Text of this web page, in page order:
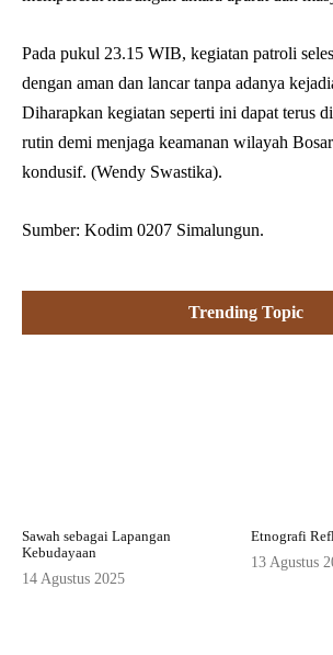
Pada pukul 23.15 WIB, kegiatan patroli
dengan aman dan lancar tanpa adanya
Diharapkan kegiatan seperti ini dapat terus
rutin demi menjaga keamanan wilayah
kondusif. (Wendy Swastika).
Sumber: Kodim 0207 Simalungun.
Trending Topic
Sawah sebagai Lapangan
Kebudayaan
14 Agustus 2025
Etnografi
13 Agustus